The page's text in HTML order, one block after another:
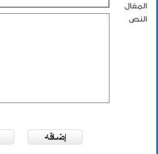
المقال
النص